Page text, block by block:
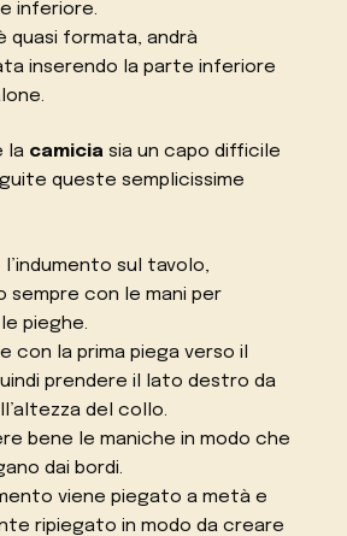
inferiore.
quasi formata, andrà
inserendo la parte inferiore
la camicia sia un capo difficile
queste semplicissime
sul tavolo,
sempre con le mani per
pieghe.
con la prima piega verso il
prendere il lato destro da
del collo.
bene le maniche in modo che
dai bordi.
viene piegato a metà e
ripiegato in modo da creare